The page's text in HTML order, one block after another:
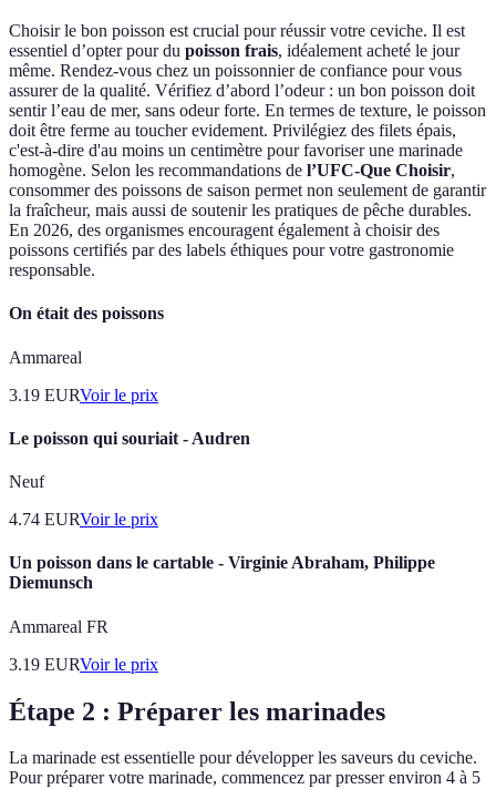
Choisir le bon poisson est crucial pour réussir votre ceviche. Il est
essentiel d’opter pour du poisson frais, idéalement acheté le jour
même. Rendez-vous chez un poissonnier de confiance pour vous
assurer de la qualité. Vérifiez d’abord l’odeur : un bon poisson doit
sentir l’eau de mer, sans odeur forte. En termes de texture, le poisson
doit être ferme au toucher evidement. Privilégiez des filets épais,
c'est-à-dire d'au moins un centimètre pour favoriser une marinade
homogène. Selon les recommandations de l’UFC-Que Choisir,
consommer des poissons de saison permet non seulement de garantir
la fraîcheur, mais aussi de soutenir les pratiques de pêche durables.
En 2026, des organismes encouragent également à choisir des
poissons certifiés par des labels éthiques pour votre gastronomie
responsable.
On était des poissons
Ammareal
3.19 EURVoir le prix
Le poisson qui souriait - Audren
Neuf
4.74 EURVoir le prix
Un poisson dans le cartable - Virginie Abraham, Philippe
Diemunsch
Ammareal FR
3.19 EURVoir le prix
Étape 2 : Préparer les marinades
La marinade est essentielle pour développer les saveurs du ceviche.
Pour préparer votre marinade, commencez par presser environ 4 à 5